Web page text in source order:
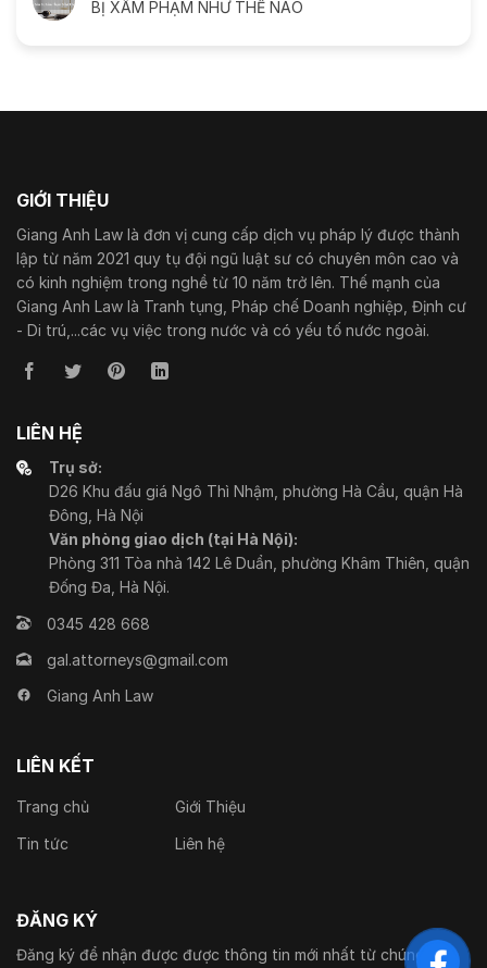
BỊ XÂM PHẠM NHƯ THẾ NÀO
GIỚI THIỆU
Giang Anh Law là đơn vị cung cấp dịch vụ pháp lý được thành
lập từ năm 2021 quy tụ đội ngũ luật sư có chuyên môn cao và
có kinh nghiệm trong nghề từ 10 năm trở lên. Thế mạnh của
Giang Anh Law là Tranh tụng, Pháp chế Doanh nghiệp, Định cư
- Di trú,...các vụ việc trong nước và có yếu tố nước ngoài.
LIÊN HỆ
Trụ sở:
D26 Khu đấu giá Ngô Thì Nhậm, phường Hà Cầu, quận Hà
Đông, Hà Nội
Văn phòng giao dịch (tại Hà Nội):
Phòng 311 Tòa nhà 142 Lê Duẩn, phường Khâm Thiên, quận
Đống Đa, Hà Nội.
0345 428 668
gal.attorneys@gmail.com
Giang Anh Law
LIÊN KẾT
Trang chủ
Giới Thiệu
Tin tức
Liên hệ
ĐĂNG KÝ
Đăng ký để nhận được được thông tin mới nhất từ chúng tôi.